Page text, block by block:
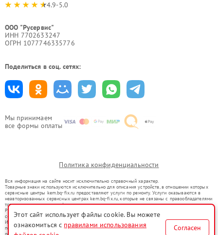
Мы принимаем
все формы оплаты
4.9-5.0
ООО "Русервис"
ИНН 7702633247
ОГРН 1077746335776
Поделиться в соц. сетях:
Политика конфиденциальности
Вся информация на сайте носит исключительно справочный характер.
Товарные знаки используются исключительно для описания устройств, в отношении которых
сервисные центры kem.bq-fix.ru предоставляют услуги по ремонту. Услуги оказываются в
неавторизованных сервисных центрах kem.bq-fix.ru, которые не связаны с правообладателями
товарных знаков или их официальными представителями.
Ремонт осуществляется для устройств, уже введенных в гражданский оборот в соответствии
со статьей 1487 ГК РФ.
Использование товарных знаков не преследует цели индивидуализации услуг или введения
потребителей в заблуждение, а служит для информирования о предоставляемых услугах по
Этот сайт использует файлы cookie. Вы можете
ознакомиться с правилами использования
Согласен